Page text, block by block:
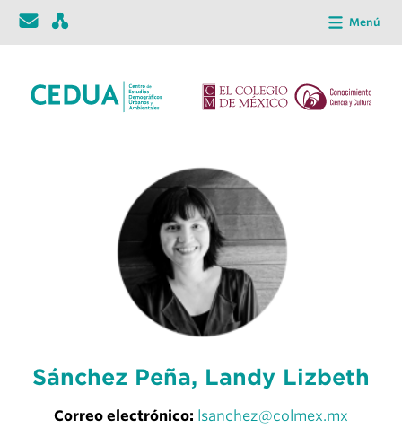
Menú
Sánchez Peña, Landy Lizbeth
Correo electrónico: lsanchez@colmex.mx